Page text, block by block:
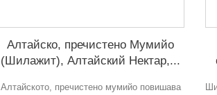
Алтайско, пречистено Мумийо
(Шилажит), Алтайский Нектар,...
Алтайското, пречистено мумийо повишава